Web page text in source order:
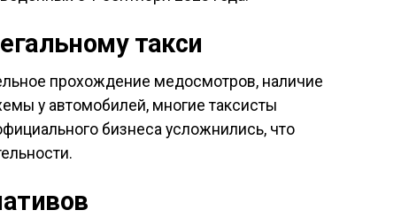
такси
прохождение медосмотров, наличие
у автомобилей, многие таксисты
бизнеса усложнились, что